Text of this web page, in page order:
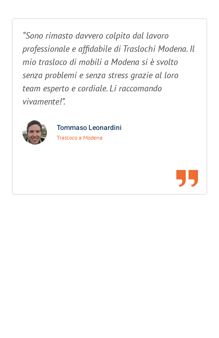
“Sono rimasto davvero colpito dal lavoro
professionale e affidabile di Traslochi Modena. Il
mio trasloco di mobili a Modena si è svolto
senza problemi e senza stress grazie al loro
team esperto e cordiale. Li raccomando
vivamente!”.
Tommaso Leonardini
Trasloco a Modena